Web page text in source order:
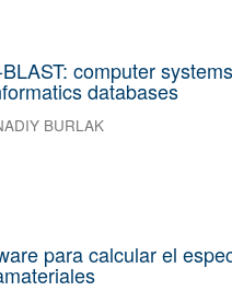
computer
databases
BURLAK
para calcular el